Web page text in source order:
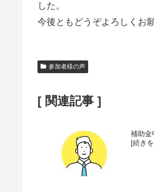
した。
今後ともどうぞよろしくお
参加者様の声
[ 関連記事 ]
補助
[続き